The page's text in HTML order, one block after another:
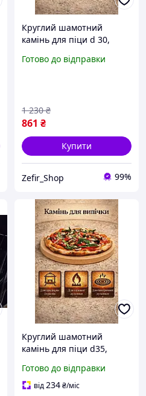
Круглий шамотний
камінь для піци d 30,
духовки та гриля
Готово до відправки
861 ₴
1 230 ₴
Купити
Zefir_Shop 99%
Круглий шамотний
камінь для піци d35,
духовки та гриля
Готово до відправки
від234₴/міс